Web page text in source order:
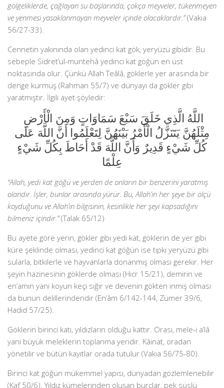
gölgeliklerde, çağlayan su başlarında, çokça meyveler, tükenmeyen
ve yenmesi yasaklanmayan meyveler içinde olacaklardır.”(Vakıa
56/27-33).
Cennetin yakınında olan yedinci kat gök, yeryüzü gibidir. Bu
sebeple Sidret’ul-muntehâ yedinci kat göğün en üst
noktasında olur. Çünkü Allah Teâlâ, göklerle yer arasında bir
denge kurmuş (Rahman 55/7) ve dünyayı da gökler gibi
yaratmıştır. İlgili ayet şöyledir:
مِثْلَهُنَّ يَتَنَزَّلُ الْأَمْرُ بَيْنَهُنَّ لِتَعْلَمُوا أَنَّ اللَّهَ عَلَى
كُلِّ شَيْءٍ قَدِيرٌ وَأَنَّ اللَّهَ قَدْ أَحَاطَ بِكُلِّ شَيْءٍ
عِلْمًا
“Allah, yedi kat göğü ve yerden de onların bir benzerini yaratmış
olandır. İşler, bunlar arasında yürür. Bu, Allah’ın her şeye bir ölçü
koyduğunu ve Allah’ın bilgisinin, kesinlikle her şeyi kapsadığını
bilmeniz içindir.”(Talak 65/12)
Bu ayete göre yerin, gökler gibi yedi kat, göklerin de yer gibi
küre şeklinde olması, yedinci kat göğün ise tıpkı yeryüzü gibi
sularla, bitkilerle ve hayvanlarla donanmış olması gerekir. Her
şeyin hazinesinin göklerde olması (Hicr 15/21), demirin ve
en’amın yani koyun keçi sığır ve devenin gökten inmiş olması
da bunun delillerindendir (En’âm 6/142-144, Zümer 39/6,
Hadid 57/25).
Göklerin birinci katı, yıldızların olduğu kattır. Orası, mele-i a’lâ
yani büyük meleklerin toplanma yeridir. Kâinat, oradan
yönetilir ve bütün kayıtlar orada tutulur (Vakıa 56/75-80).
Birinci kat göğün mükemmel yapısı, dünyadan gözlemlenebilir
(Kaf 50/6). Yıldız kümelerinden oluşan burçlar, pek süslü